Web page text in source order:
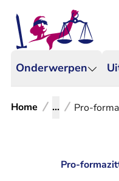
Onderwerpen
Home ... Pro-
Pro-